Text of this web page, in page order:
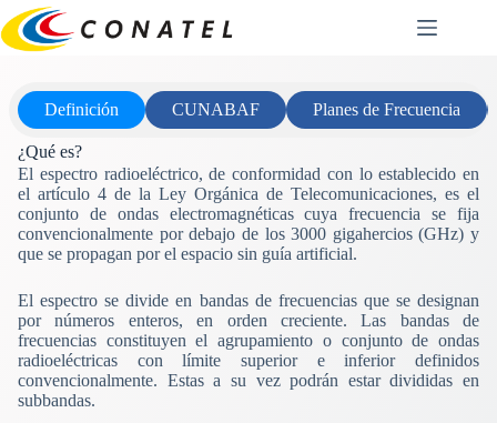
Saltar
al
contenido
Definición CUNABAF Planes de Frecuencia
¿Qué es?
El espectro radioeléctrico, de conformidad con lo establecido en
el artículo 4 de la Ley Orgánica de Telecomunicaciones, es el
conjunto de ondas electromagnéticas cuya frecuencia se fija
convencionalmente por debajo de los 3000 gigahercios (GHz) y
que se propagan por el espacio sin guía artificial.
El espectro se divide en bandas de frecuencias que se designan
por números enteros, en orden creciente. Las bandas de
frecuencias constituyen el agrupamiento o conjunto de ondas
radioeléctricas con límite superior e inferior definidos
convencionalmente. Estas a su vez podrán estar divididas en
subbandas.